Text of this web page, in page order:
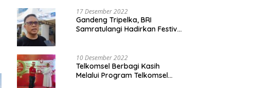
17 Desember 2022
Gandeng Tripelka, BRI
Samratulangi Hadirkan Festival
10 Desember 2022
Telkomsel Berbagi Kasih
Melalui Program Telkomsel